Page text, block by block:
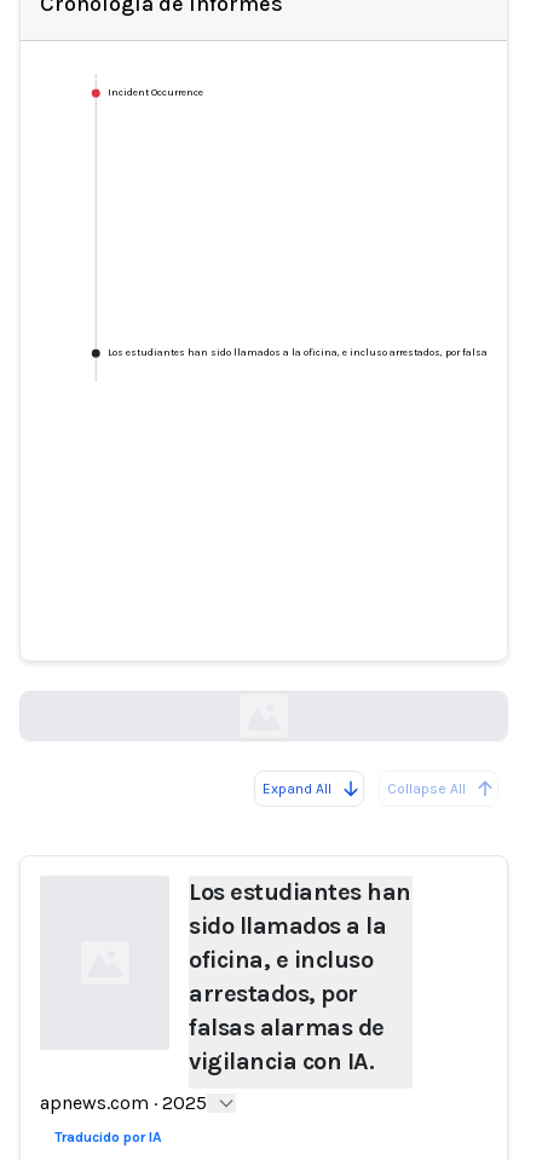
Incident Occurrence
Los estudiantes han sido llamados a la oficina, e incluso arrestados, por falsas alarmas
Expand All Collapse All
Loading...
Los estudiantes han
sido llamados a la
oficina, e incluso
arrestados, por
falsas alarmas de
vigilancia con IA.
apnews.com · 2025
Traducido por IA